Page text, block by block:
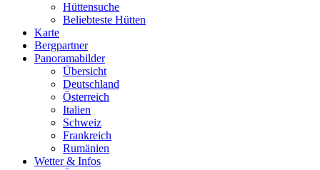
Hüttensuche
Beliebteste Hütten
Karte
Bergpartner
Panoramabilder
Übersicht
Deutschland
Österreich
Italien
Schweiz
Frankreich
Rumänien
Wetter & Infos